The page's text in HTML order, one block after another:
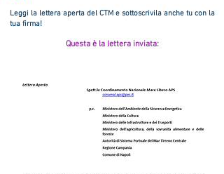
Leggi la lettera aperta del CTM e sottoscrivila anche tu con la
tua firma!
Questa è la lettera inviata: